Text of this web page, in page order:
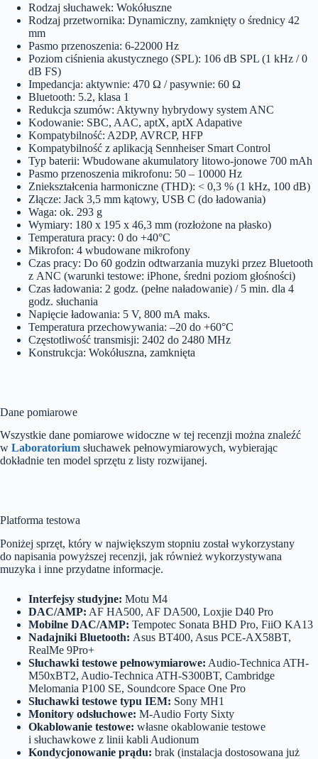
Rodzaj słuchawek: Wokółuszne
Rodzaj przetwornika: Dynamiczny, zamknięty o średnicy 42
mm
Pasmo przenoszenia: 6-22000 Hz
Poziom ciśnienia akustycznego (SPL): 106 dB SPL (1 kHz / 0
dB FS)
Impedancja: aktywnie: 470 Ω / pasywnie: 60 Ω
Bluetooth: 5.2, klasa 1
Redukcja szumów: Aktywny hybrydowy system ANC
Kodowanie: SBC, AAC, aptX, aptX Adapative
Kompatybilność: A2DP, AVRCP, HFP
Kompatybilność z aplikacją Sennheiser Smart Control
Typ baterii: Wbudowane akumulatory litowo-jonowe 700 mAh
Pasmo przenoszenia mikrofonu: 50 – 10000 Hz
Zniekształcenia harmoniczne (THD): < 0,3 % (1 kHz, 100 dB)
Złącze: Jack 3,5 mm kątowy, USB C (do ładowania)
Waga: ok. 293 g
Wymiary: 180 x 195 x 46,3 mm (rozłożone na płasko)
Temperatura pracy: 0 do +40°C
Mikrofon: 4 wbudowane mikrofony
Czas pracy: Do 60 godzin odtwarzania muzyki przez Bluetooth
z ANC (warunki testowe: iPhone, średni poziom głośności)
Czas ładowania: 2 godz. (pełne naładowanie) / 5 min. dla 4
godz. słuchania
Napięcie ładowania: 5 V, 800 mA maks.
Temperatura przechowywania: –20 do +60°C
Częstotliwość transmisji: 2402 do 2480 MHz
Konstrukcja: Wokółuszna, zamknięta
Dane pomiarowe
Wszystkie dane pomiarowe widoczne w tej recenzji można znaleźć
w Laboratorium słuchawek pełnowymiarowych, wybierając
dokładnie ten model sprzętu z listy rozwijanej.
Platforma testowa
Poniżej sprzęt, który w największym stopniu został wykorzystany
do napisania powyższej recenzji, jak również wykorzystywana
muzyka i inne przydatne informacje.
Interfejsy studyjne: Motu M4
DAC/AMP: AF HA500, AF DA500, Loxjie D40 Pro
Mobilne DAC/AMP: Tempotec Sonata BHD Pro, FiiO KA13
Nadajniki Bluetooth: Asus BT400, Asus PCE-AX58BT,
RealMe 9Pro+
Słuchawki testowe pełnowymiarowe: Audio-Technica ATH-
M50xBT2, Audio-Technica ATH-S300BT, Cambridge
Melomania P100 SE, Soundcore Space One Pro
Słuchawki testowe typu IEM: Sony MH1
Monitory odsłuchowe: M-Audio Forty Sixty
Okablowanie testowe: własne okablowanie testowe
i słuchawkowe z linii kabli Audionum
Kondycjonowanie prądu: brak (instalacja dostosowana już